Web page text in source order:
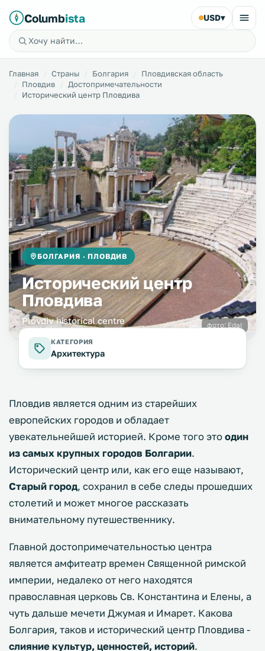
Columbista USD▾
Главная Страны Болгария
Пловдивская область
Пловдив
Достопримечательности
Исторический центр Пловдива
БОЛГАРИЯ · ПЛОВДИВ
Исторический центр
Пловдива
Plovdiv historical centre фото: Edal
КАТЕГОРИЯ
Архитектура
Пловдив является одним из старейших
европейских городов и обладает
увекательнейшей историей. Кроме того это один
из самых крупных городов Болгарии.
Исторический центр или, как его еще называют,
Старый город, сохранил в себе следы прошедших
столетий и может многое рассказать
внимательному путешественнику.
Главной достопримечательностью центра
является амфитеатр времен Священной римской
империи, недалеко от него находятся
православная церковь Св. Константина и Елены, а
чуть дальше мечети Джумая и Имарет. Какова
Болгария, таков и исторический центр Пловдива -
слияние культур, ценностей, историй.